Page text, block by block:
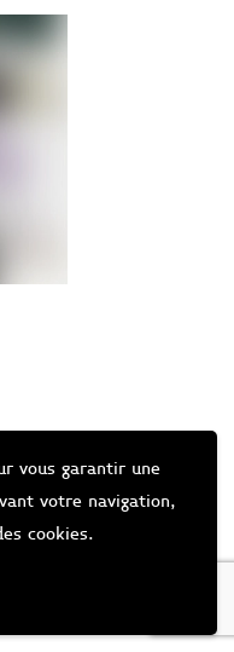
vous garantir une
votre navigation,
cookies.